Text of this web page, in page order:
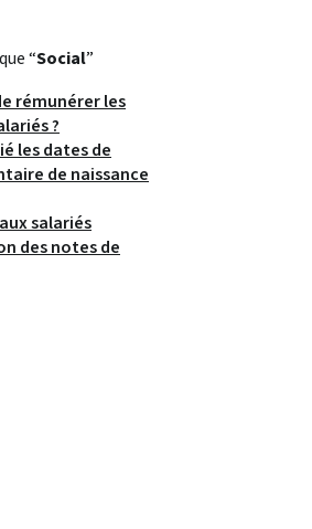
“Social”
rémunérer les
?
les dates de
de naissance
salariés
des notes de